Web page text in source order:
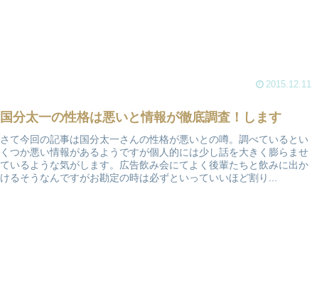
2015.12.11
国分太一の性格は悪いと情報が徹底調査！します
さて今回の記事は国分太一さんの性格が悪いとの噂。調べているとい
くつか悪い情報があるようですが個人的には少し話を大きく膨らませ
ているような気がします。広告飲み会にてよく後輩たちと飲みに出か
けるそうなんですがお勘定の時は必ずといっていいほど割り...